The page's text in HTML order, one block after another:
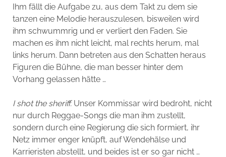
Ihm fällt die Aufgabe zu, aus dem Takt zu dem sie
tanzen eine Melodie herauszulesen, bisweilen wird
ihm schwummrig und er verliert den Faden. Sie
machen es ihm nicht leicht, mal rechts herum, mal
links herum. Dann betreten aus den Schatten heraus
Figuren die Bühne, die man besser hinter dem
Vorhang gelassen hätte …
I shot the sheriff. Unser Kommissar wird bedroht, nicht
nur durch Reggae-Songs die man ihm zustellt,
sondern durch eine Regierung die sich formiert, ihr
Netz immer enger knüpft, auf Wendehälse und
Karrieristen abstellt, und beides ist er so gar nicht …